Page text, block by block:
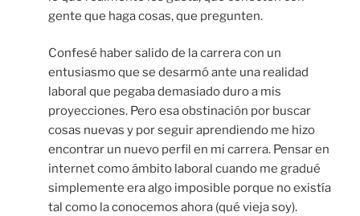
gente que haga cosas, que pregunten.
Confesé haber salido de la carrera con un
entusiasmo que se desarmó ante una realidad
laboral que pegaba demasiado duro a mis
proyecciones. Pero esa obstinación por buscar
cosas nuevas y por seguir aprendiendo me hizo
encontrar un nuevo perfil en mi carrera. Pensar en
internet como ámbito laboral cuando me gradué
simplemente era algo imposible porque no existía
tal como la conocemos ahora (qué vieja soy).